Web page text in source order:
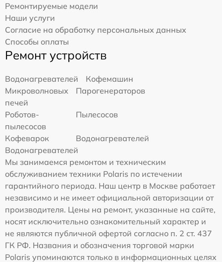
Ремонтируемые модели
Наши услуги
Согласие на обработку персональных данных
Способы оплаты
Ремонт устройств
Водонагревателей
Кофемашин
Микроволновых
печей
Парогенераторов
Роботов-
пылесосов
Пылесосов
Кофеварок
Водонагревателей
Водонагревателей
Мы занимаемся ремонтом и техническим
обслуживанием техники Polaris по истечении
гарантийного периода. Наш центр в Москве работает
независимо и не имеет официальной авторизации от
производителя. Цены на ремонт, указанные на сайте,
носят исключительно ознакомительный характер и
не являются публичной офертой согласно п. 2 ст. 437
ГК РФ. Названия и обозначения торговой марки
Polaris упоминаются только в информационных целях